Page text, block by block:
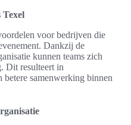
Texel
voor bedrijven die
Dankzij de
kunnen teams zich
Dit resulteert in
betere samenwerking binnen